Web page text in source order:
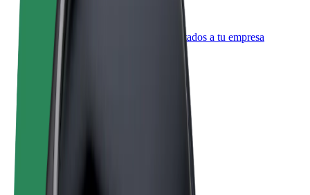
Bolt para empresas
Productos y servicios de Bolt adaptados a tu empresa
Términos y Condiciones
Privacidad
Cookies
© 2026 Bolt Technology OÜ